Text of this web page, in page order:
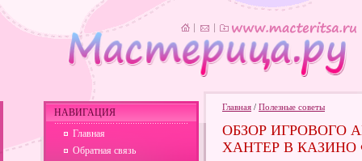
Главная / Полезные советы
ОБЗОР ИГРОВОГО
ХАНТЕР В КАЗИНО
НАВИГАЦИЯ
Главная
Обратная связь